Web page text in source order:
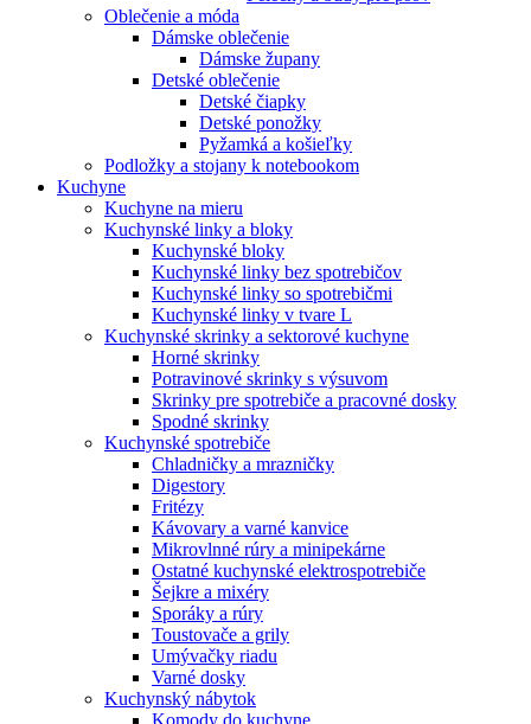
Oblečenie a móda
Dámske oblečenie
Dámske župany
Detské oblečenie
Detské čiapky
Detské ponožky
Pyžamká a košieľky
Podložky a stojany k notebookom
Kuchyne
Kuchyne na mieru
Kuchynské linky a bloky
Kuchynské bloky
Kuchynské linky bez spotrebičov
Kuchynské linky so spotrebičmi
Kuchynské linky v tvare L
Kuchynské skrinky a sektorové kuchyne
Horné skrinky
Potravinové skrinky s výsuvom
Skrinky pre spotrebiče a pracovné dosky
Spodné skrinky
Kuchynské spotrebiče
Chladničky a mrazničky
Digestory
Fritézy
Kávovary a varné kanvice
Mikrovlnné rúry a minipekárne
Ostatné kuchynské elektrospotrebiče
Šejkre a mixéry
Sporáky a rúry
Toustovače a grily
Umývačky riadu
Varné dosky
Kuchynský nábytok
Komody do kuchyne